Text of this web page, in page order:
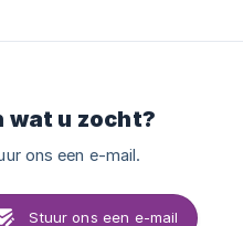
wat u zocht?
ons een e-mail.
Stuur ons een e-mail